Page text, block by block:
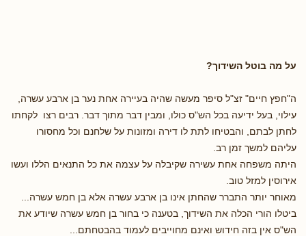
על מה בוטל השידוך?
ה"חפץ חיים" זצ"ל סיפר מעשה שהיה בעיירה אחת נער בן ארבע עשרה,
עילוי, בעל ידיעה בכל הש"ס כולו, ומבין דבר מתוך דבר. רבים רצו לקחתו
לחתן לבתם, והבטיחו לתת לו דירה ומזונות על שלחנם וכל מחסורו
עליהם למשך זמן רב.
היתה משפחה אחת עשירה שקיבלה על עצמה את כל התנאים הללו ועשו
אירוסין למזל טוב.
מאוחר יותר התברר שהחתן אינו בן ארבע עשרה אלא בן חמש עשרה...
ביטלו הורי הכלה את השידוך, בטענה כי בחור בן חמש עשרה שיודע את
הש"ס אין בזה חידוש ואינם מחוייבים לעמוד בהבטחתם...